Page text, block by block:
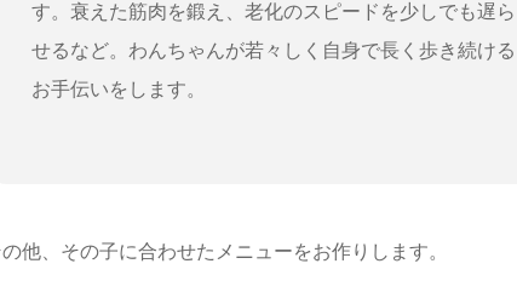
す。衰えた筋肉を鍛え、老化のスピードを少しでも遅ら
せるなど。わんちゃんが若々しく自身で長く歩き続ける
お手伝いをします。
他、その子に合わせたメニューをお作りします。